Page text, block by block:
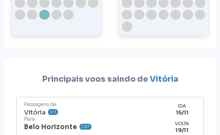
Principais voos saindo deVitória
Passagens de:
Vitória VIX
Para:
Belo Horizonte CNF
IDA
15/11
VOLTA
19/11